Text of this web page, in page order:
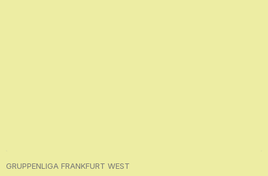
GRUPPENLIGA FRANKFURT WEST